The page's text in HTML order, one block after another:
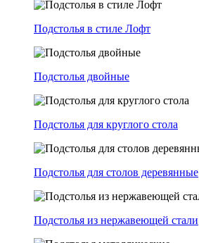
Подстолья в стиле Лофт
Подстолья двойные
Подстолья для круглого стола
Подстолья для столов деревянные
Подстолья из нержавеющей стали